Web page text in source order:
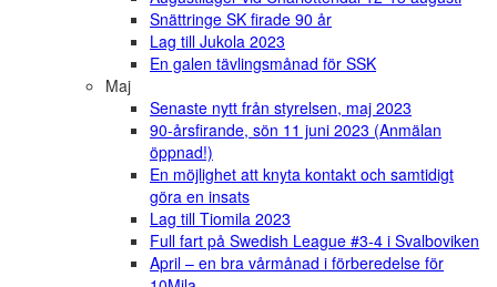
Snättringe SK firade 90 år
Lag till Jukola 2023
En galen tävlingsmånad för SSK
Maj
Senaste nytt från styrelsen, maj 2023
90-årsfirande, sön 11 juni 2023 (Anmälan
öppnad!)
En möjlighet att knyta kontakt och samtidigt
göra en insats
Lag till Tiomila 2023
Full fart på Swedish League #3-4 i Svalboviken
April – en bra vårmånad i förberedelse för